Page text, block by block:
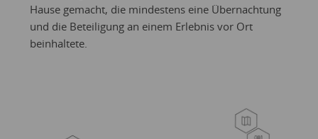
Hause gemacht, die mindestens eine Übernachtung
und die Beteiligung an einem Erlebnis vor Ort
beinhaltete.